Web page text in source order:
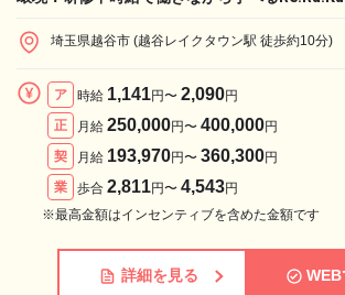
埼玉県越谷市 (越谷レイクタウン駅 徒歩約10分)
ア 時給 1,141円〜 2,090円
正
月給 250,000円〜 400,000円
契
月給 193,970円〜 360,300円
業
歩合 2,811円〜 4,543円
※最高金額はインセンティブを含めた金額です
詳細を見る WEB